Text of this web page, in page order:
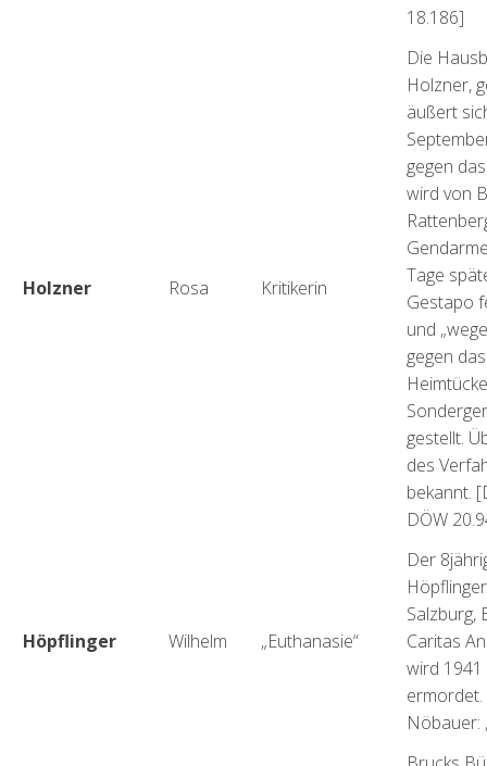
18.186]
Holzner Rosa Kritikerin
Die
Holzner,
äußert
gegen
wird von
Tage
Gestapo
und
gegen das
gestellt.
des
bekannt.
DÖW
Höpflinger Wilhelm „Euthanasie“
Der
Salzburg,
Caritas
wird
Nöbauer: